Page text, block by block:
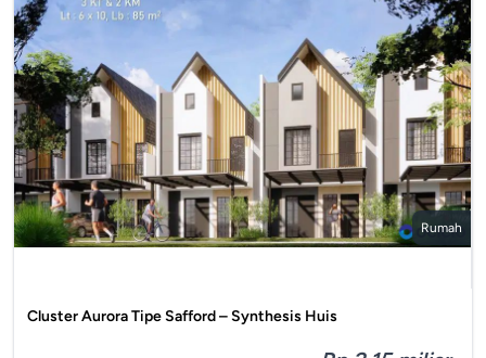
Rumah
Cluster Aurora Tipe Safford – Synthesis Huis